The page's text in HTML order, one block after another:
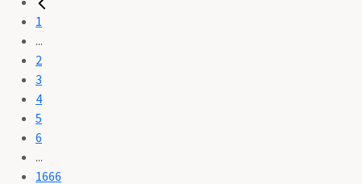
1
...
2
3
4
5
6
...
1666